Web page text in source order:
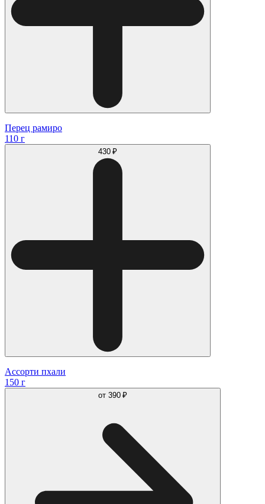
Перец рамиро
110 г
430 ₽
Ассорти пхали
150 г
от 390 ₽